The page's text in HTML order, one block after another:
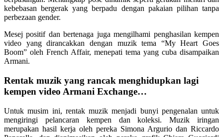
kebebasan bergerak yang berpadu dengan pakaian pilihan tanpa
perbezaan gender.
Mesej positif dan bertenaga juga mengilhami penghasilan kempen
video yang dirancakkan dengan muzik tema “My Heart Goes
Boom” oleh French Affair, menepati tema yang cuba disampaikan
Armani.
Rentak muzik yang rancak menghidupkan lagi
kempen video Armani Exchange…
Untuk musim ini, rentak muzik menjadi bunyi pengenalan untuk
mengiringi pelancaran kempen dan koleksi. Muzik iringan
merupakan hasil kerja oleh pereka Simona Argurio dan Riccardo